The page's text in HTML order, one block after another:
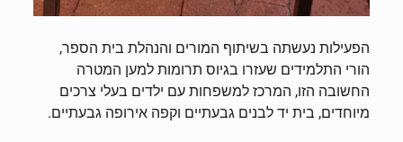
הפעילות נעשתה בשיתוף המורים והנהלת בית הספר,
הורי התלמידים שעזרו בגיוס תרומות למען המטרה
החשובה הזו, המרכז למשפחות עם ילדים בעלי צרכים
מיוחדים, בית יד לבנים גבעתיים וקפה אירופה גבעתיים.